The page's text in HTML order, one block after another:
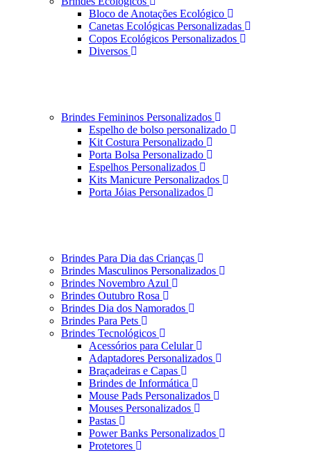
Bloco de Anotações Ecológico
Canetas Ecológicas Personalizadas
Copos Ecológicos Personalizados
Diversos
Brindes Femininos Personalizados
Espelho de bolso personalizado
Kit Costura Personalizado
Porta Bolsa Personalizado
Espelhos Personalizados
Kits Manicure Personalizados
Porta Jóias Personalizados
Brindes Para Dia das Crianças
Brindes Masculinos Personalizados
Brindes Novembro Azul
Brindes Outubro Rosa
Brindes Dia dos Namorados
Brindes Para Pets
Brindes Tecnológicos
Acessórios para Celular
Adaptadores Personalizados
Braçadeiras e Capas
Brindes de Informática
Mouse Pads Personalizados
Mouses Personalizados
Pastas
Power Banks Personalizados
Protetores